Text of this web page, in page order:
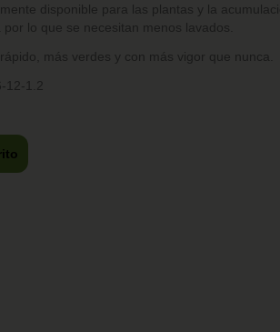
disponible para las plantas y la
lo que se necesitan menos lavados.
más verdes y con más vigor que nunca.
1.2